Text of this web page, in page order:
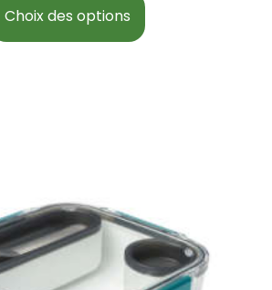
Choix des options